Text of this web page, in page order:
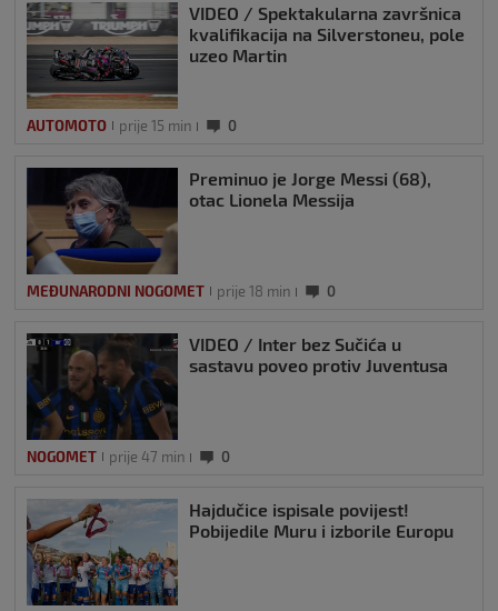
VIDEO / Spektakularna završnica
kvalifikacija na Silverstoneu, pole
uzeo Martin
AUTOMOTO prije 15 min 0
Preminuo je Jorge Messi (68),
otac Lionela Messija
MEĐUNARODNI NOGOMET prije 18 min 0
VIDEO / Inter bez Sučića u
sastavu poveo protiv Juventusa
NOGOMET prije 47 min 0
Hajdučice ispisale povijest!
Pobijedile Muru i izborile Europu